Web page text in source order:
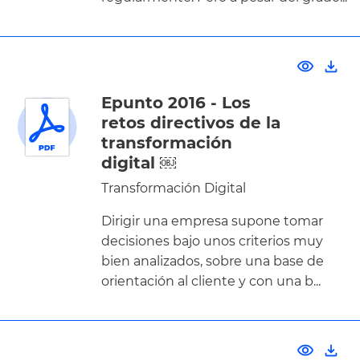
visibility file_download
Epunto 2016 - Los
retos directivos de la
transformación
digital ￼
Transformación Digital
Dirigir una empresa supone tomar
decisiones bajo unos criterios muy
bien analizados, sobre una base de
orientación al cliente y con una b...
visibility file_download